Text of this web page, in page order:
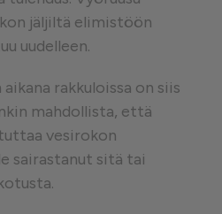
jäljiltä elimistöön
uudelleen.
rakkuloissa on siis
mahdollista, että
vesirokon
sairastanut sitä tai